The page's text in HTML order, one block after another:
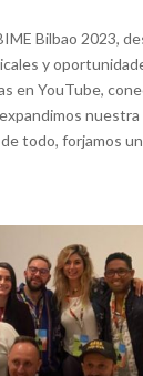
Bilbao 2023,
y
en YouTube,
nuestra
todo, forjamos